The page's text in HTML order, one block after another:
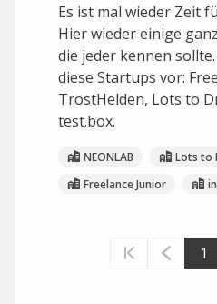
Es ist mal wieder Zeit
Hier wieder einige
die jeder kennen
diese Startups vor:
TrostHelden, Lots to
test.box.
NEONLAB
Lots to
Freelance Junior
1